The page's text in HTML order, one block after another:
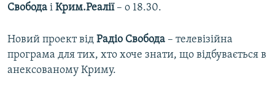
Свобода і Крим.Реалії– о 18.30.
Новий проект від Радіо Свобода – телевізійна
програма для тих, хто хоче знати, що відбувається в
анексованому Криму.